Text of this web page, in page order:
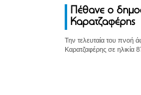
Πέθανε ο
Καρατζαφέρης
Την τελευταία του πνοή
Καρατζαφέρης σε ηλικία